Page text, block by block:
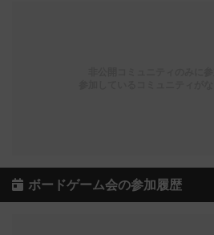
ボードゲーム会の参加履歴